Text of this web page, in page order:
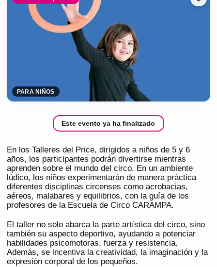
PARA NIÑOS
Este evento ya ha finalizado
En los Talleres del Price, dirigidos a niños de 5 y 6
años, los participantes podrán divertirse mientras
aprenden sobre el mundo del circo. En un ambiente
lúdico, los niños experimentarán de manera práctica
diferentes disciplinas circenses como acrobacias,
aéreos, malabares y equilibrios, con la guía de los
profesores de la Escuela de Circo CARAMPA.
El taller no solo abarca la parte artística del circo, sino
también su aspecto deportivo, ayudando a potenciar
habilidades psicomotoras, fuerza y resistencia.
Además, se incentiva la creatividad, la imaginación y la
expresión corporal de los pequeños.